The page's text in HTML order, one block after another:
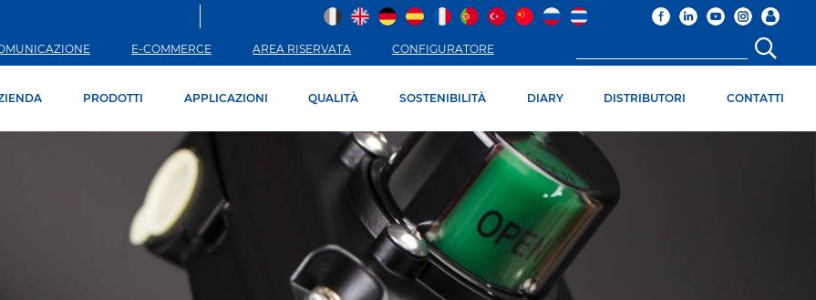
E-COMMERCE AREA RISERVATA CONFIGURATORE
PRODOTTI APPLICAZIONI QUALITÀ SOSTENIBILITÀ DIARY DISTRIBUTORI CONTATTI